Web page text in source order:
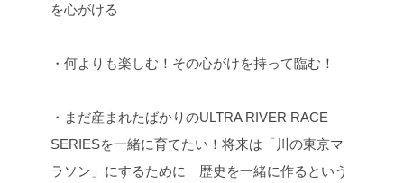
を心がける
・何よりも楽しむ！その心がけを持って臨む！
・まだ産まれたばかりのULTRA RIVER RACE
SERIESを一緒に育てたい！将来は「川の東京マ
ラソン」にするために
歴史を一緒に作るという